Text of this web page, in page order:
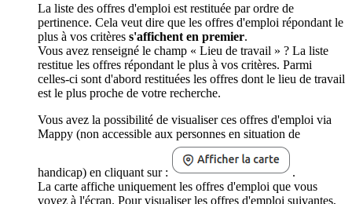
La liste des offres d'emploi est restituée par ordre de
pertinence. Cela veut dire que les offres d'emploi répondant le
plus à vos critères s'affichent en premier.
Vous avez renseigné le champ « Lieu de travail » ? La liste
restitue les offres répondant le plus à vos critères. Parmi
celles-ci sont d'abord restituées les offres dont le lieu de travail
est le plus proche de votre recherche.
Vous avez la possibilité de visualiser ces offres d'emploi via
Mappy (non accessible aux personnes en situation de
handicap) en cliquant sur :
.
La carte affiche uniquement les offres d'emploi que vous
voyez à l'écran. Pour visualiser les offres d'emploi suivantes,